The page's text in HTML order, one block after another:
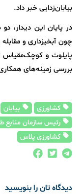
بیابان‌زدایی خبر داد.
در پایان این دیدار،
چون آبخیزداری و
پایلوت و کوچک‌مقیاس
بررسی زمینه‌های
کشاورزی
بیابان
رئیس سازمان منابع
کشاورزی پلاس
دیدگاه تان را بنویسید